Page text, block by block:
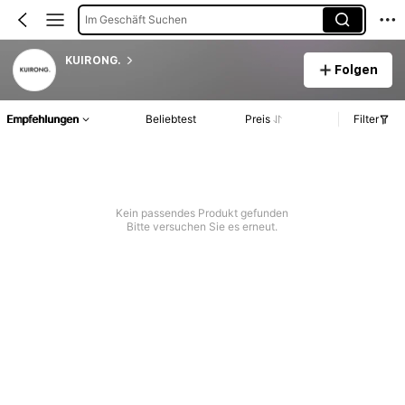
Im Geschäft Suchen
KUIRONG.
Folgen
Empfehlungen Beliebtest Preis Filter
Kein passendes Produkt gefunden
Bitte versuchen Sie es erneut.